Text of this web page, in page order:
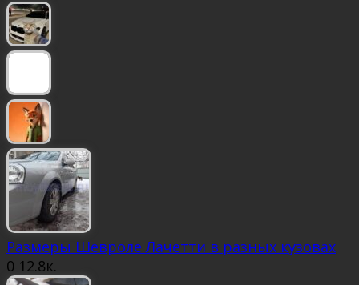
Размеры Шевроле Лачетти в разных кузовах
0 12.8к.